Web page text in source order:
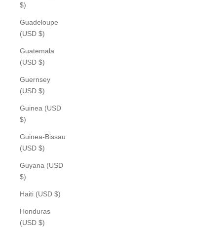
$)
Guadeloupe
(USD $)
Guatemala
(USD $)
Guernsey
(USD $)
Guinea (USD
$)
Guinea-Bissau
(USD $)
Guyana (USD
$)
Haiti (USD $)
Honduras
(USD $)